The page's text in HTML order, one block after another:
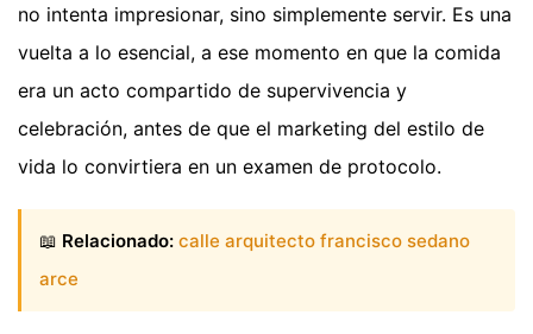
no intenta impresionar, sino simplemente servir. Es una
vuelta a lo esencial, a ese momento en que la comida
era un acto compartido de supervivencia y
celebración, antes de que el marketing del estilo de
vida lo convirtiera en un examen de protocolo.
📖 Relacionado: calle arquitecto francisco sedano
arce